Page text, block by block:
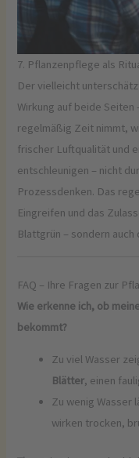
7. Pflanzenpflege als
Der vielleicht
Wirkung auf beide Seiten
regelmäßig Zeit nimmt,
frischer Luftqualität und
entschleunigen – nicht
Prozessdenken. Das
Eingreifen und das
Blattgrün – sondern
FAQ – Ihre Fragen zur
Wie erkenne ich, ob
bekommt?
Zu viel Wasser
Blätter, einen
Zu wenig Wasser
wirken trocken,